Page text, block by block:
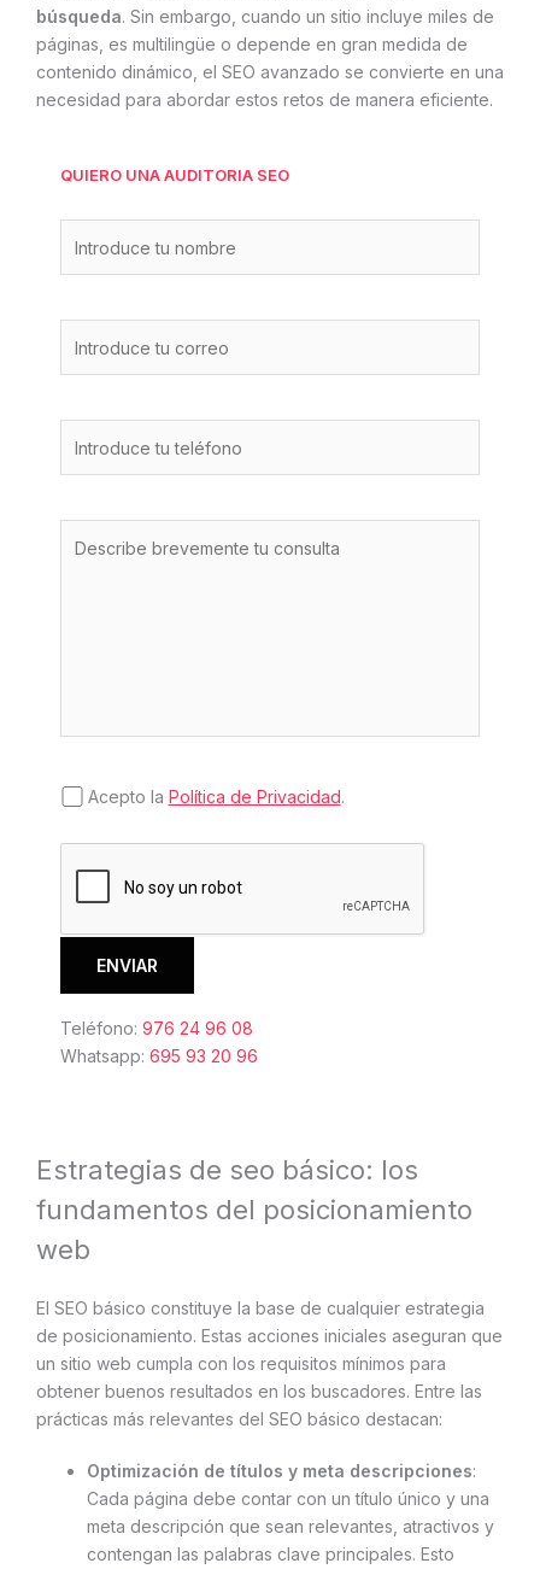
búsqueda. Sin embargo, cuando un sitio incluye miles de
páginas, es multilingüe o depende en gran medida de
contenido dinámico, el SEO avanzado se convierte en una
necesidad para abordar estos retos de manera eficiente.
QUIERO UNA AUDITORIA SEO
Acepto la Política de Privacidad.
Teléfono: 976 24 96 08
Whatsapp: 695 93 20 96
Estrategias de seo básico: los
fundamentos del posicionamiento
web
El SEO básico constituye la base de cualquier estrategia
de posicionamiento. Estas acciones iniciales aseguran que
un sitio web cumpla con los requisitos mínimos para
obtener buenos resultados en los buscadores. Entre las
prácticas más relevantes del SEO básico destacan:
Optimización de títulos y meta descripciones:
Cada página debe contar con un título único y una
meta descripción que sean relevantes, atractivos y
contengan las palabras clave principales. Esto